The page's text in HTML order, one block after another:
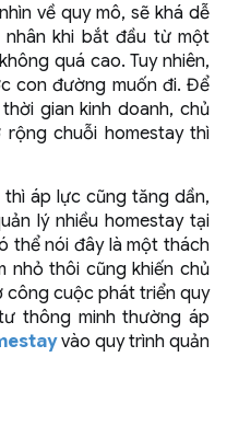
về quy mô, sẽ khá dễ
khi bắt đầu từ một
quá cao. Tuy nhiên,
con đường muốn đi. Để
gian kinh doanh, chủ
chuỗi homestay thì
thì áp lực cũng tăng dần,
lý nhiều homestay tại
thể nói đây là một thách
nhỏ thôi cũng khiến chủ
công cuộc phát triển quy
thông minh thường áp
vào quy trình quản